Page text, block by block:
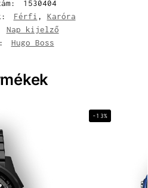
1530404
Férfi , Karóra
Nap kijelző
Hugo Boss
-13%